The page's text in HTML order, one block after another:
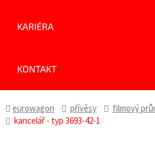
KARIÉRA
KONTAKT
eurowagon přívěsy filmový
kancelář - typ 3693-42-1